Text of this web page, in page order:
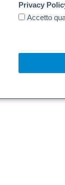
Privacy
Accetto